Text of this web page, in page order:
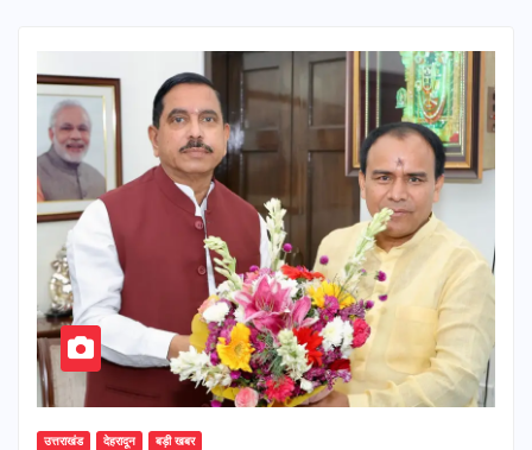
उत्तराखंड देहरादून बड़ी खबर